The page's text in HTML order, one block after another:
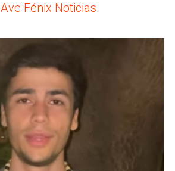
Ave Fénix Noticias.